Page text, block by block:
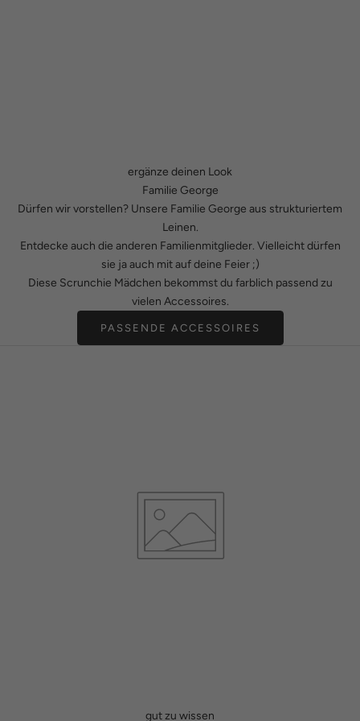
ergänze deinen Look
Familie George
Dürfen wir vorstellen? Unsere Familie George aus strukturiertem
Leinen.
Entdecke auch die anderen Familienmitglieder. Vielleicht dürfen
sie ja auch mit auf deine Feier ;)
Diese Scrunchie Mädchen bekommst du farblich passend zu
vielen Accessoires.
PASSENDE ACCESSOIRES
gut zu wissen